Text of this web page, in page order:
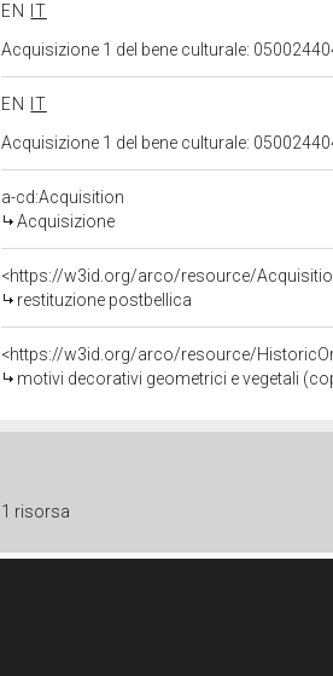
EN
IT
Acquisizione 1 del bene culturale:
EN
IT
Acquisizione 1 del bene culturale:
a-cd:Acquisition
Acquisizione
<https://w3id.org/arco/resource/
restituzione postbellica
<https://w3id.org/arco/resource/
motivi decorativi geometrici e vegetali
1 risorsa